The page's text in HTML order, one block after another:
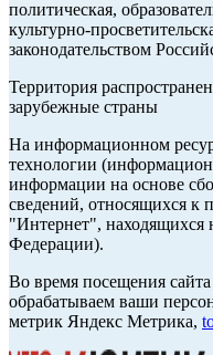
политическая,
культурно-
законодательством
Территория
зарубежные страны
На информационном
технологии
информации на основе
сведений, относящихся к
"Интернет", находящихся
Федерации).
Во время посещения
обрабатываем ваши
метрик Яндекс Метрика,